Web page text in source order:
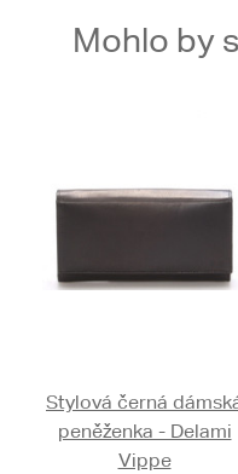
Mohlo by
Stylová černá
peněženka - Delami
Vippe